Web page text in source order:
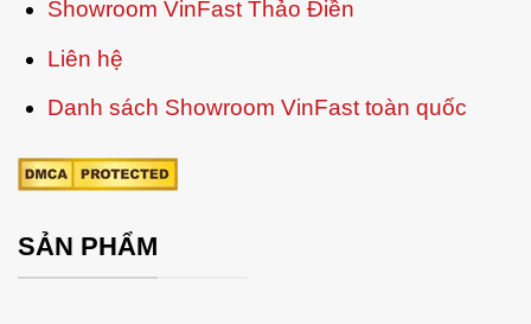
Showroom VinFast Thảo Điền
Liên hệ
Danh sách Showroom VinFast toàn quốc
SẢN PHẨM